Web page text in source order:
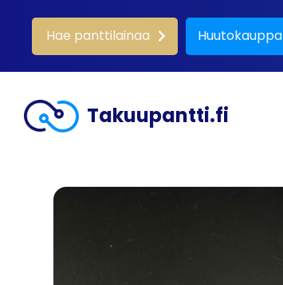
Hae panttilainaa Huutokauppa
Takuupantti.fi